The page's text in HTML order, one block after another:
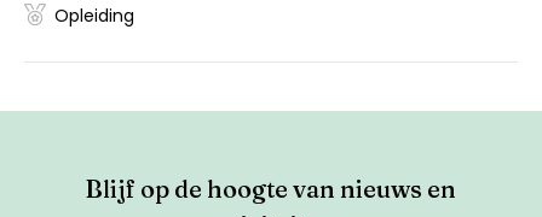
Opleiding
Blijf op de hoogte van nieuws en